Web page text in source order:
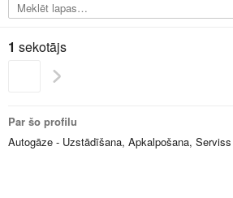
1 sekotājs
Par šo profilu
Autogāze - Uzstādīšana, Apkalpošana, Serviss